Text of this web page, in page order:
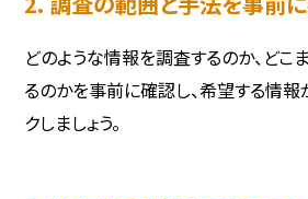
どのような情報を調査するのか、ど
るのかを事前に確認し、希望する情報
クしましょう。